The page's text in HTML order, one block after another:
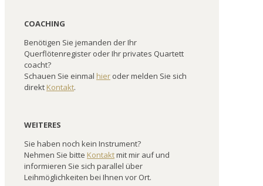
COACHING
Benötigen Sie jemanden der Ihr
Querflötenregister oder Ihr privates Quartett
coacht?
Schauen Sie einmal hier oder melden Sie sich
direkt Kontakt.
WEITERES
Sie haben noch kein Instrument?
Nehmen Sie bitte Kontaktmit mir auf und
informieren Sie sich parallel über
Leihmöglichkeiten bei Ihnen vor Ort.